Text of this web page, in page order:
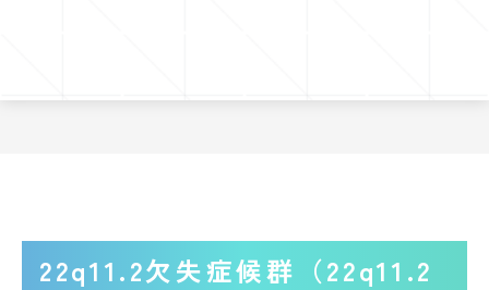
22q11.2欠失症候群（22q11.2